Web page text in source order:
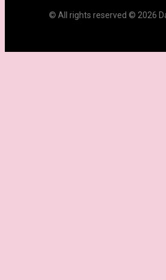
© All rights reserved © 2026